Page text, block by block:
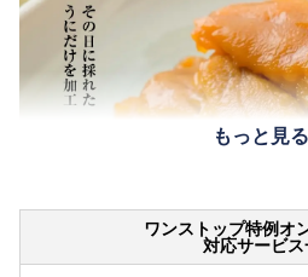
もっと見る
ワンストップ特例オ
対応サービ